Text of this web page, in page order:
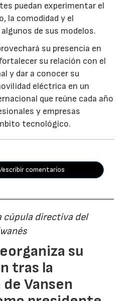
puedan experimentar el
la comodidad y el
de sus modelos.
su presencia en
su relación con el
y dar a conocer su
eléctrica en un
que reúne cada año
y empresas
tecnológico.
escribir comentarios
cúpula directiva del
su
tras la
Vansen